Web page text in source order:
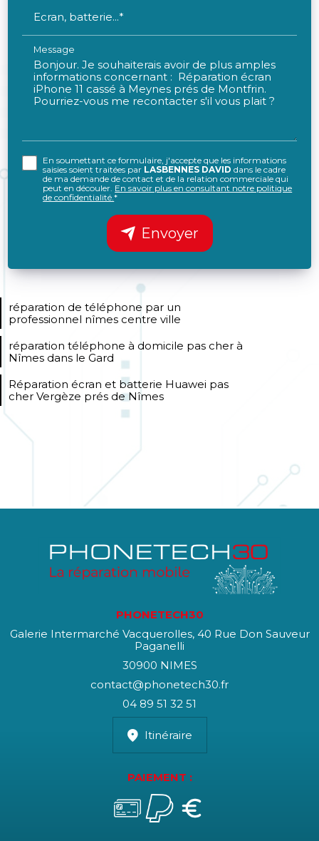
Ecran, batterie...*
Message
En soumettant ce formulaire, j'accepte que les informations
saisies soient traitées par LASBENNES DAVID dans le cadre
de ma demande de contact et de la relation commerciale qui
peut en découler. En savoir plus en consultant notre politique
de confidentialité.*
Envoyer
réparation de téléphone par un
professionnel nîmes centre ville
réparation téléphone à domicile pas cher à
Nîmes dans le Gard
Réparation écran et batterie Huawei pas
cher Vergèze prés de Nîmes
PHONETECH30
Galerie Intermarché Vacquerolles, 40 Rue Don Sauveur
Paganelli
30900 NIMES
contact@phonetech30.fr
04 89 51 32 51
Itinéraire
PAIEMENT :